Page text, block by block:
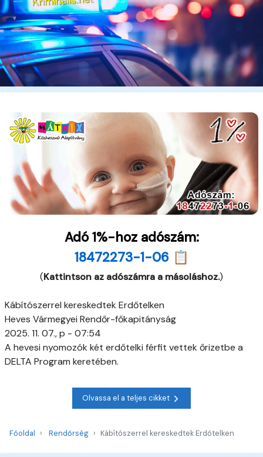
Adó 1%-hoz adószám:
18472273-1-06 📋
(Kattintson az adószámra a másoláshoz.)
Kábítószerrel kereskedtek Erdőtelken
Heves Vármegyei Rendőr-főkapitányság
2025. 11. 07., p - 07:54
A hevesi nyomozók két erdőtelki férfit vettek őrizetbe a
DELTA Program keretében.
Olvassa el a teljes cikket
Főoldal Rendőrség Kábítószerrel kereskedtek Erdőtelken